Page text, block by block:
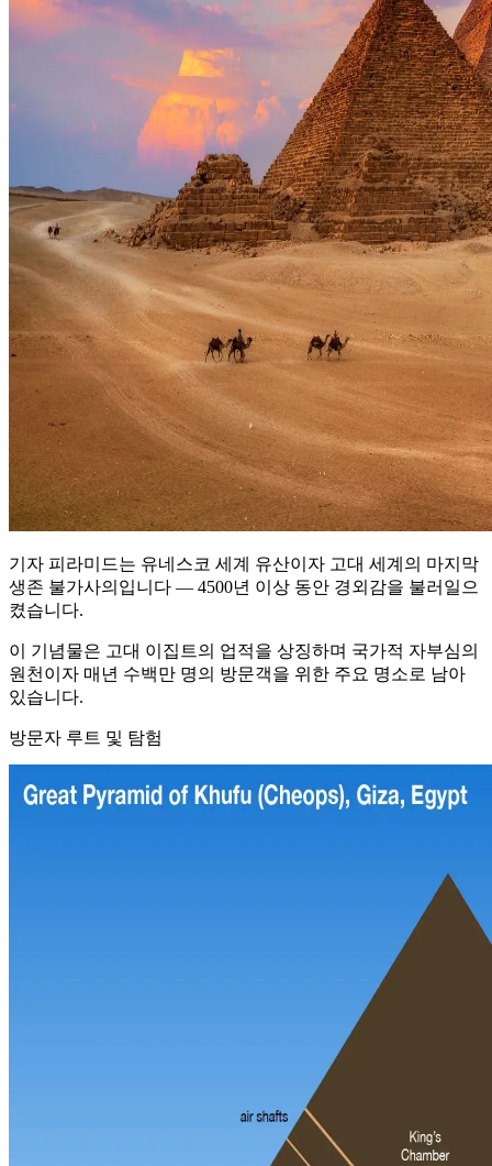
기자 피라미드는 유네스코 세계 유산이자 고대 세계의 마지막
생존 불가사의입니다 — 4500년 이상 동안 경외감을 불러일으
켰습니다.
이 기념물은 고대 이집트의 업적을 상징하며 국가적 자부심의
원천이자 매년 수백만 명의 방문객을 위한 주요 명소로 남아
있습니다.
방문자 루트 및 탐험